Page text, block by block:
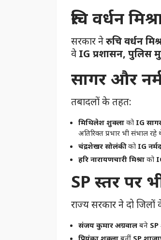
रुचि वर्धन
सरकार नेरुचि वर्धन
वे IG प्रशासन, पुलिस
सागर और
तबादलों के तहत:
मिथिलेश शुक्ला को IG
अतिरिक्त प्रभार भी संभाल रहे
चंद्रशेखर सोलंकीको IG
हरि नारायणचारी मिश्रा को
SP स्तर पर
राज्य सरकार ने दो
संजय कुमार अग्रवाल बने
प्रियंका शुक्ला बनीं SP